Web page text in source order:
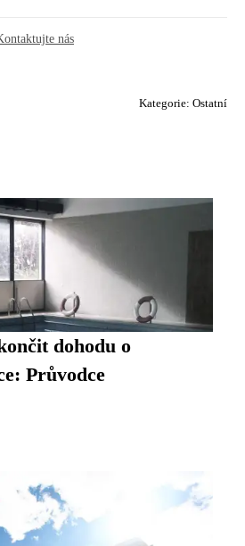
nás
Kategorie: Ostatní
dohodu o
Průvodce